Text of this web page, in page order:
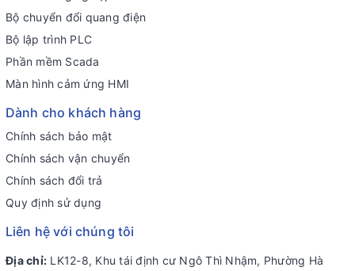
Bộ chuyển đổi quang điện
Bộ lập trình PLC
Phần mềm Scada
Màn hình cảm ứng HMI
Dành cho khách hàng
Chính sách bảo mật
Chính sách vận chuyển
Chính sách đổi trả
Quy định sử dụng
Liên hệ với chúng tôi
Địa chỉ: LK12-8, Khu tái định cư Ngô Thì Nhậm, Phường Hà